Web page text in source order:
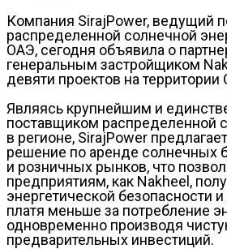
Компания SirajPower, ведущий
распределенной солнечной
ОАЭ, сегодня объявила о
генеральным застройщиком
девяти проектов на территории
Являясь крупнейшим и
поставщиком распределенной
в регионе, SirajPower
решение по аренде солнечных
и розничных рынков, что
предприятиям, как Nakheel,
энергетической безопасности
платя меньше за потребление
одновременно производя
предварительных инвестиций.